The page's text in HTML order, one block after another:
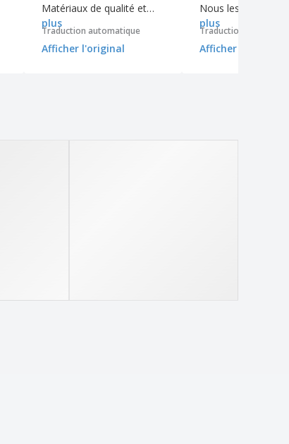
Matériaux de qualité et
travail soigné.
plus
Traduction automatique
Afficher l'original
Nous les avons
rapidement et ils
finition avec le
plus
Traduction
Afficher l'original